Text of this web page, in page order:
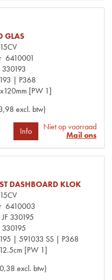
GLAS
6410001
330193
| P368
[PW 1]
excl. btw)
Info
Niet op voorraad
Mail ons
DASHBOARD KLOK
6410003
330195
330195
| 591033 SS | P368
[PW 1]
excl. btw)